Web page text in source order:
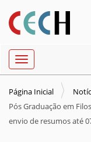
Toggle navigation
Página Inicial
Pós Graduação em
envio de resumos até